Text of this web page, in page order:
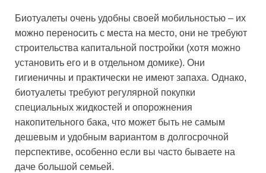
Биотуалеты очень удобны своей мобильностью – их
можно переносить с места на место, они не требуют
строительства капитальной постройки (хотя можно
установить его и в отдельном домике). Они
гигиеничны и практически не имеют запаха. Однако,
биотуалеты требуют регулярной покупки
специальных жидкостей и опорожнения
накопительного бака, что может быть не самым
дешевым и удобным вариантом в долгосрочной
перспективе, особенно если вы часто бываете на
даче большой семьей.